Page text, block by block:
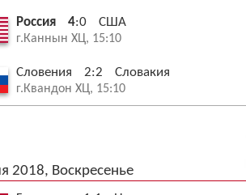
Россия 4:0 США
г.Каннын ХЦ, 15:10
Словения 2:2 Словакия
г.Квандон ХЦ, 15:10
2018, Воскресенье